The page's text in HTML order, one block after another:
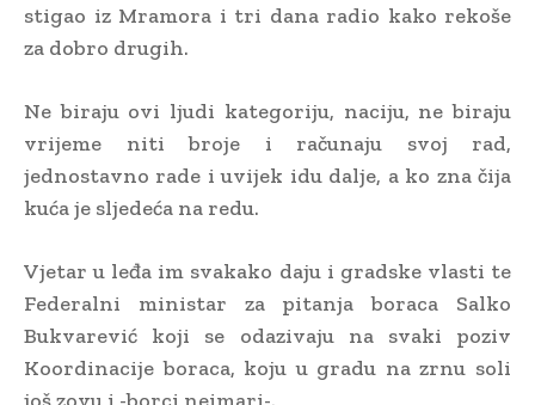
stigao iz Mramora i tri dana radio kako rekoše
za dobro drugih.
Ne biraju ovi ljudi kategoriju, naciju, ne biraju
vrijeme niti broje i računaju svoj rad,
jednostavno rade i uvijek idu dalje, a ko zna čija
kuća je sljedeća na redu.
Vjetar u leđa im svakako daju i gradske vlasti te
Federalni ministar za pitanja boraca Salko
Bukvarević koji se odazivaju na svaki poziv
Koordinacije boraca, koju u gradu na zrnu soli